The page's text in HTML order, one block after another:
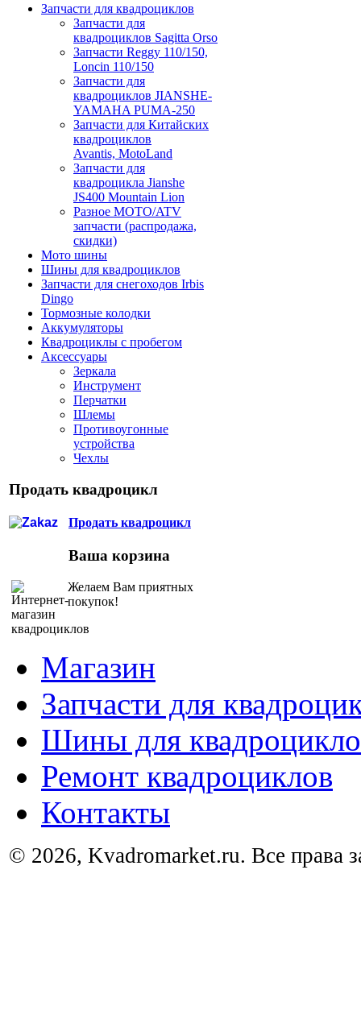
Запчасти для квадроциклов
Запчасти для
квадроциклов Sagitta Orso
Запчасти Reggy 110/150,
Loncin 110/150
Запчасти для
квадроциклов JIANSHE-
YAMAHA PUMA-250
Запчасти для Китайских
квадроциклов
Avantis, MotoLand
Запчасти для
квадроцикла Jianshe
JS400 Mountain Lion
Разное МОТО/ATV
запчасти (распродажа,
скидки)
Мото шины
Шины для квадроциклов
Запчасти для снегоходов Irbis
Dingo
Тормозные колодки
Аккумуляторы
Квадроциклы с пробегом
Аксессуары
Зеркала
Инструмент
Перчатки
Шлемы
Противоугонные
устройства
Чехлы
Продать квадроцикл
Продать квадроцикл
Ваша корзина
Желаем Вам приятных
покупок!
Магазин
Запчасти для
Шины для
Ремонт квадроциклов
Контакты
© 2026, Kvadromarket.ru. Все права